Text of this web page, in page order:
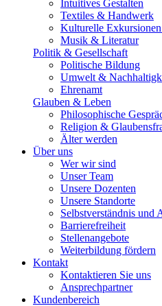
Intuitives Gestalten
Textiles & Handwerk
Kulturelle
Musik & Literatur
Politik & Gesellschaft
Politische Bildung
Umwelt &
Ehrenamt
Glauben & Leben
Philosophische
Religion &
Älter werden
Über uns
Wer wir sind
Unser Team
Unsere Dozenten
Unsere Standorte
Selbstverständnis und
Barrierefreiheit
Stellenangebote
Weiterbildung fördern
Kontakt
Kontaktieren Sie uns
Ansprechpartner
Kundenbereich